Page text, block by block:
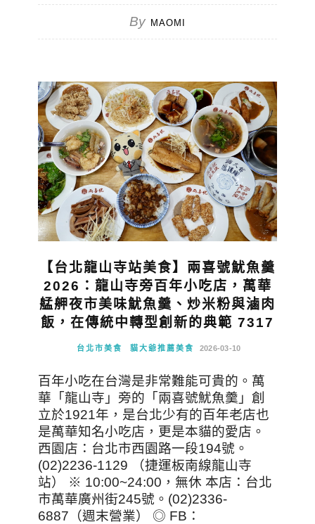
By MAOMI
【台北龍山寺站美食】兩喜號魷魚羹
2026：龍山寺旁百年小吃店，萬華
艋舺夜市美味魷魚羹、炒米粉與滷肉
飯，在傳統中轉型創新的典範 7317
台北市美食 貓大爺推薦美食 2026-03-10
百年小吃在台灣是非常難能可貴的。萬
華「龍山寺」旁的「兩喜號魷魚羹」創
立於1921年，是台北少有的百年老店也
是萬華知名小吃店，更是本貓的愛店。
西園店：台北市西園路一段194號。
(02)2236-1129 （捷運板南線龍山寺
站） ※ 10:00~24:00，無休 本店：台北
市萬華廣州街245號。(02)2336-
6887（週末營業） ◎ FB：